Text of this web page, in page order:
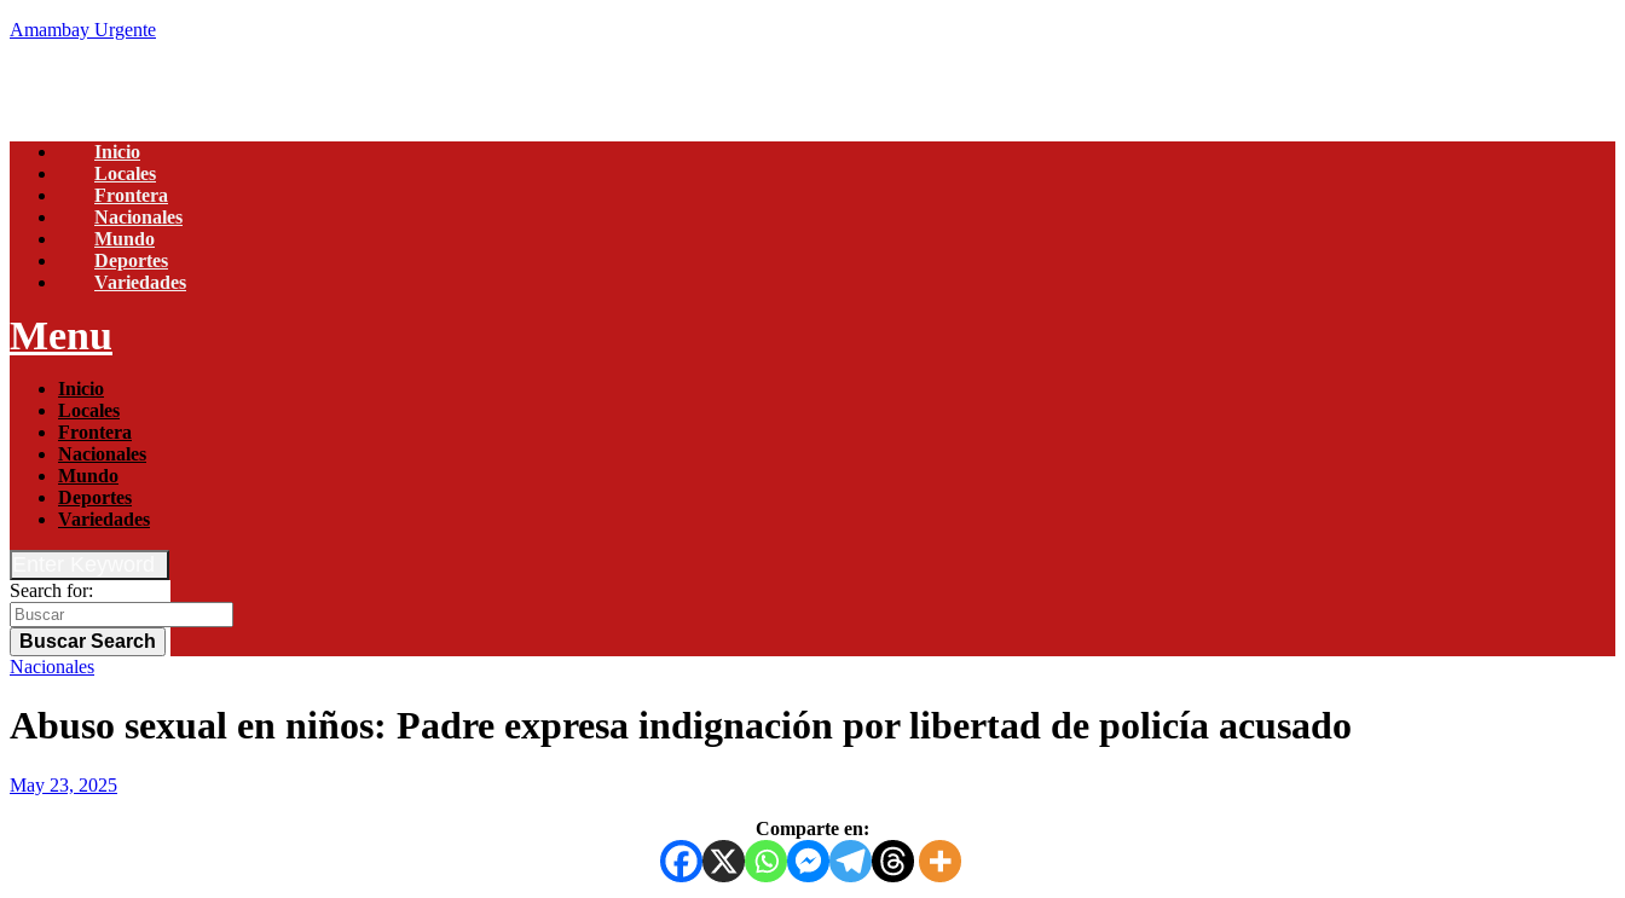
Amambay Urgente
Inicio
Locales
Frontera
Nacionales
Mundo
Deportes
Variedades
Menu
Inicio
Locales
Frontera
Nacionales
Mundo
Deportes
Variedades
Search for:
Buscar Search
Nacionales
Abuso sexual en niños: Padre expresa indignación por libertad de policía acusado
May 23, 2025
Comparte en: